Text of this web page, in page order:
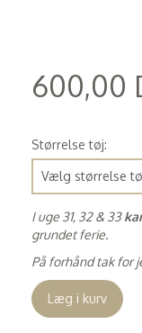
600,00
Størrelse tøj:
I uge 31, 32 & 33
grundet ferie.
På forhånd tak for
Læg i kurv